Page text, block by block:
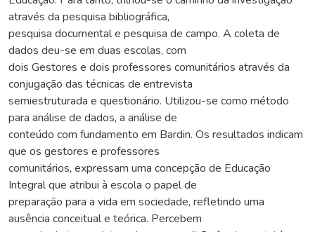
através da pesquisa bibliográfica,
pesquisa documental e pesquisa de campo. A coleta de
dados deu-se em duas escolas, com
dois Gestores e dois professores comunitários através da
conjugação das técnicas de entrevista
semiestruturada e questionário. Utilizou-se como método
para análise de dados, a análise de
conteúdo com fundamento em Bardin. Os resultados indicam
que os gestores e professores
comunitários, expressam uma concepção de Educação
Integral que atribui à escola o papel de
preparação para a vida em sociedade, refletindo uma
ausência conceitual e teórica. Percebem